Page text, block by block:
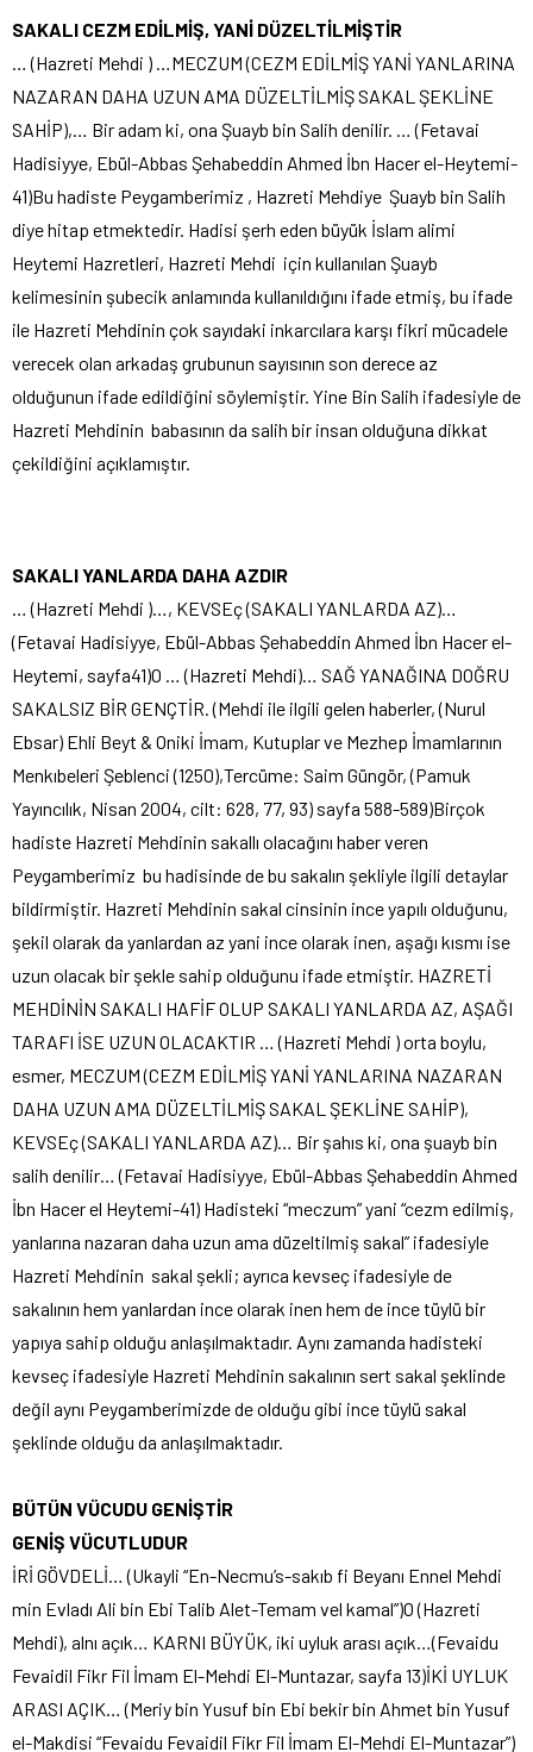
SAKALI CEZM EDİLMİŞ, YANİ DÜZELTİLMİŞTİR
… (Hazreti Mehdi ) …MECZUM (CEZM EDİLMİŞ YANİ YANLARINA
NAZARAN DAHA UZUN AMA DÜZELTİLMİŞ SAKAL ŞEKLİNE
SAHİP),… Bir adam ki, ona Şuayb bin Salih denilir. … (Fetavai
Hadisiyye, Ebül-Abbas Şehabeddin Ahmed İbn Hacer el-Heytemi-
41)Bu hadiste Peygamberimiz , Hazreti Mehdiye Şuayb bin Salih
diye hitap etmektedir. Hadisi şerh eden büyük İslam alimi
Heytemi Hazretleri, Hazreti Mehdi için kullanılan Şuayb
kelimesinin şubecik anlamında kullanıldığını ifade etmiş, bu ifade
ile Hazreti Mehdinin çok sayıdaki inkarcılara karşı fikri mücadele
verecek olan arkadaş grubunun sayısının son derece az
olduğunun ifade edildiğini söylemiştir. Yine Bin Salih ifadesiyle de
Hazreti Mehdinin babasının da salih bir insan olduğuna dikkat
çekildiğini açıklamıştır.
SAKALI YANLARDA DAHA AZDIR
… (Hazreti Mehdi )…, KEVSEç (SAKALI YANLARDA AZ)…
(Fetavai Hadisiyye, Ebül-Abbas Şehabeddin Ahmed İbn Hacer el-
Heytemi, sayfa41)O … (Hazreti Mehdi)… SAĞ YANAĞINA DOĞRU
SAKALSIZ BİR GENÇTİR. (Mehdi ile ilgili gelen haberler, (Nurul
Ebsar) Ehli Beyt & Oniki İmam, Kutuplar ve Mezhep İmamlarının
Menkıbeleri Şeblenci (1250),Tercüme: Saim Güngör, (Pamuk
Yayıncılık, Nisan 2004, cilt: 628, 77, 93) sayfa 588-589)Birçok
hadiste Hazreti Mehdinin sakallı olacağını haber veren
Peygamberimiz bu hadisinde de bu sakalın şekliyle ilgili detaylar
bildirmiştir. Hazreti Mehdinin sakal cinsinin ince yapılı olduğunu,
şekil olarak da yanlardan az yani ince olarak inen, aşağı kısmı ise
uzun olacak bir şekle sahip olduğunu ifade etmiştir. HAZRETİ
MEHDİNİN SAKALI HAFİF OLUP SAKALI YANLARDA AZ, AŞAĞI
TARAFI İSE UZUN OLACAKTIR … (Hazreti Mehdi ) orta boylu,
esmer, MECZUM (CEZM EDİLMİŞ YANİ YANLARINA NAZARAN
DAHA UZUN AMA DÜZELTİLMİŞ SAKAL ŞEKLİNE SAHİP),
KEVSEç (SAKALI YANLARDA AZ)… Bir şahıs ki, ona şuayb bin
salih denilir… (Fetavai Hadisiyye, Ebül-Abbas Şehabeddin Ahmed
İbn Hacer el Heytemi-41) Hadisteki “meczum” yani “cezm edilmiş,
yanlarına nazaran daha uzun ama düzeltilmiş sakal” ifadesiyle
Hazreti Mehdinin sakal şekli; ayrıca kevseç ifadesiyle de
sakalının hem yanlardan ince olarak inen hem de ince tüylü bir
yapıya sahip olduğu anlaşılmaktadır. Aynı zamanda hadisteki
kevseç ifadesiyle Hazreti Mehdinin sakalının sert sakal şeklinde
değil aynı Peygamberimizde de olduğu gibi ince tüylü sakal
şeklinde olduğu da anlaşılmaktadır.
BÜTÜN VÜCUDU GENİŞTİR
GENİŞ VÜCUTLUDUR
İRİ GÖVDELİ… (Ukayli “En-Necmu’s-sakıb fi Beyanı Ennel Mehdi
min Evladı Ali bin Ebi Talib Alet-Temam vel kamal”)O (Hazreti
Mehdi), alnı açık… KARNI BÜYÜK, iki uyluk arası açık…(Fevaidu
Fevaidil Fikr Fil İmam El-Mehdi El-Muntazar, sayfa 13)İKİ UYLUK
ARASI AÇIK… (Meriy bin Yusuf bin Ebi bekir bin Ahmet bin Yusuf
el-Makdisi “Fevaidu Fevaidil Fikr Fil İmam El-Mehdi El-Muntazar”)